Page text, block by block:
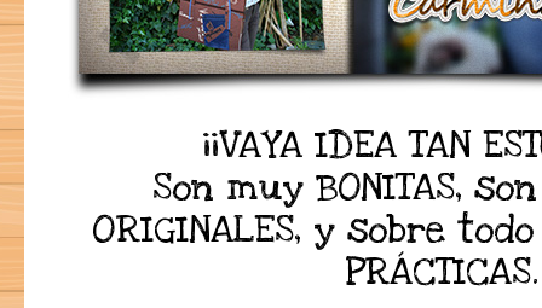
¡¡VAYA IDEA TAN
Son muy BONITAS,
ORIGINALES, y sobre
PRÁCTICAS.